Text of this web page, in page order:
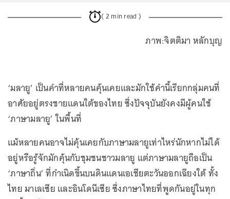
( 2 min read )
ภาพ:จิตติมา หลักบุญ
‘มลายู’ เป็นคำที่หลายคนคุ้นเคยและมักใช้คำนี้เรียกกลุ่มคนที่
อาศัยอยู่ตรงชายแดนใต้ของไทย ซึ่งปัจจุบันยังคงมีผู้คนใช้
‘ภาษามลายู’ ในพื้นที่
แม้หลายคนอาจไม่คุ้นเคยกับภาษามลายูเท่าไหร่นักหากไม่ได้
อยู่หรือรู้จักมักคุ้นกับชุมชนชาวมลายู แต่ภาษามลายูถือเป็น
‘ภาษาถิ่น’ ที่กำเนิดขึ้นบนดินแดนเอเชียตะวันออกเฉียงใต้ ทั้ง
ไทย มาเลเซีย และอินโดนีเซีย ซึ่งภาษาไทยที่พูดกันอยู่ในทุก